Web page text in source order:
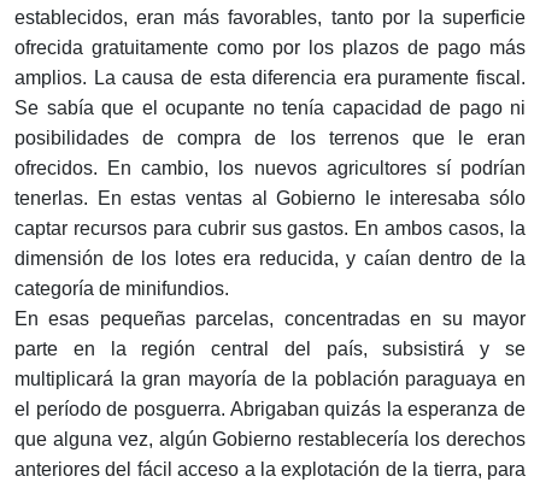
establecidos, eran más favorables, tanto por la superficie
ofrecida gratuitamente como por los plazos de pago más
amplios. La causa de esta diferencia era puramente fiscal.
Se sabía que el ocupante no tenía capacidad de pago ni
posibilidades de compra de los terrenos que le eran
ofrecidos. En cambio, los nuevos agricultores sí podrían
tenerlas. En estas ventas al Gobierno le interesaba sólo
captar recursos para cubrir sus gastos. En ambos casos, la
dimensión de los lotes era reducida, y caían dentro de la
categoría de minifundios.
En esas pequeñas parcelas, concentradas en su mayor
parte en la región central del país, subsistirá y se
multiplicará la gran mayoría de la población paraguaya en
el período de posguerra. Abrigaban quizás la esperanza de
que alguna vez, algún Gobierno restablecería los derechos
anteriores del fácil acceso a la explotación de la tierra, para